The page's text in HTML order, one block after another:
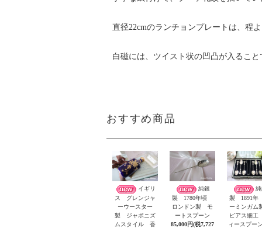
直径22cmのランチョンプレートは、程
白磁には、ツイスト状の凹凸が入るこ
おすすめ商品
イギリ
ス グレンジャ
ーウースター
製 ジャポニズ
ムスタイル 香
純銀
製 1780年頃
ロンドン製 モ
ートスプーン
85,000円(税7,727
純
製 1891
ーミンガム
ピアス細
ィースプー